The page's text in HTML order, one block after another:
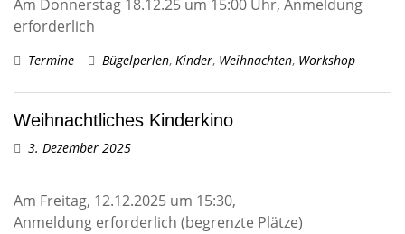
Am Donnerstag 18.12.25 um 15:00 Uhr, Anmeldung
erforderlich
Termine Bügelperlen, Kinder, Weihnachten, Workshop
Weihnachtliches Kinderkino
3. Dezember 2025
Am Freitag, 12.12.2025 um 15:30,
Anmeldung erforderlich (begrenzte Plätze)